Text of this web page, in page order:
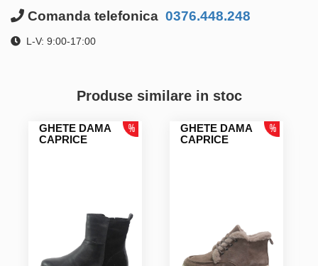
Comanda telefonica 0376.448.248
L-V: 9:00-17:00
Produse similare in stoc
GHETE DAMA
CAPRICE
GHETE DAMA
CAPRICE